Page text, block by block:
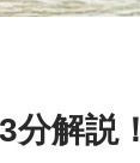
解説！